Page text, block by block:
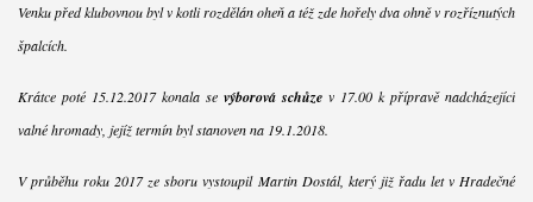
Venku před klubovnou byl v kotli rozdělán oheň a též zde hořely dva ohně v rozříznutých
špalcích.
Krátce poté 15.12.2017 konala se výborová schůzev 17.00 k přípravě nadcházející
valné hromady, jejíž termín byl stanoven na 19.1.2018.
V průběhu roku 2017 ze sboru vystoupil Martin Dostál, který již řadu let v Hradečné